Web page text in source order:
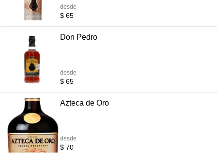
desde
$ 65
Don Pedro
desde
$ 65
Azteca de Oro
desde
$ 70